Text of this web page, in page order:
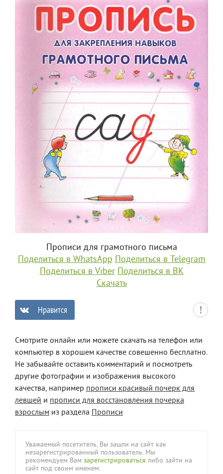
Прописи для грамотного письма
Поделиться в WhatsApp Поделиться в Telegram
Поделиться в Viber Поделиться в ВК
Скачать
Нравится
Смотрите онлайн или можете скачать на телефон или
компьютер в хорошем качестве совешенно бесплатно.
Не забывайте оставить комментарий и посмотреть
другие фотографии и изображения высокого
качества, например прописи красивый почерк для
левшей и прописи для восстановления почерка
взрослым из раздела Прописи
Уважаемый посетитель, Вы зашли на сайт как
незарегистрированный пользователь. Мы
рекомендуем Вам зарегистрироваться либо зайти на
сайт под своим именем.